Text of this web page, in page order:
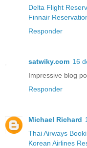
Delta Flight
Finnair
Responder
satwiky.com 16
Impressive blog
Responder
Michael Richard
Thai Airways
Korean Airlines